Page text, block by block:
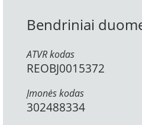
Bendriniai
ATVR kodas
REOBJ0015372
Įmonės kodas
302488334